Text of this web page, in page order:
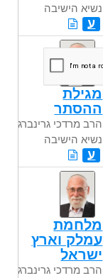
נשיא הישיבה
ע
מגילת
ההסתר
הרב מרדכי גרינברג
נשיא הישיבה
ע
מלחמת
עמלק וארץ
ישראל
הרב מרדכי גרינברג